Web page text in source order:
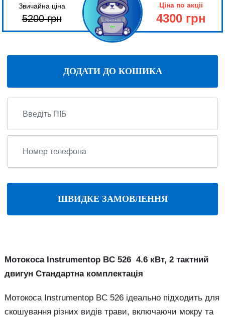
Звичайна ціна
5200грн
Ціна по акціі
4300 грн
ДОДАТИ ДО КОШИКА
ШВИДКЕ ЗАМОВЛЕННЯ
Мотокоса Instrumentop BC 526 4.6 кВт, 2 тактний
двигун Стандартна комплектація
Мотокоса Instrumentop BC 526 ідеально підходить для
скошування різних видів трави, включаючи мокру та